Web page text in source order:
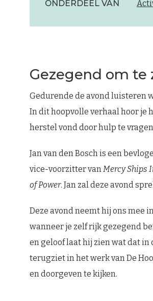
ONDERDEEL VAN
Gezegend om te
Gedurende de avond luisteren
In dit hoopvolle verhaal hoor je
herstel vond door hulp te
Jan van den Bosch is een
vice-voorzitter vanMercy Ships
of Power. Jan zal deze avond
Deze avond neemt hij ons mee
wanneer je zelf rijk gezegend
en geloof laat hij zien wat dat in
terugziet in het werk van De
en doorgeven te kijken.